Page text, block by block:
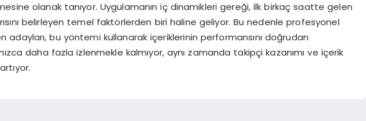
olanak tanıyor. Uygulamanın iç dinamikleri gereği, ilk birkaç saatte gelen
belirleyen temel faktörlerden biri haline geliyor. Bu nedenle profesyonel
adayları, bu yöntemi kullanarak içeriklerinin performansını doğrudan
daha fazla izlenmekle kalmıyor, aynı zamanda takipçi kazanımı ve içerik